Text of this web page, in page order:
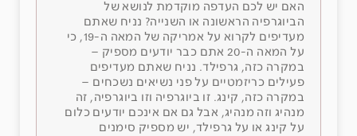
האם יש לכם העדפה מוקדמת לנושא של
הביוגרפיה הראשונה או השנייה? נניח שאתם
מעדיפים לקרוא על אמריקה של המאה ה-19, כי
על המאה ה-20 אתם כבר יודעים מספיק –
במקרה כזה, גרפילד. נניח שאתם מעדיפים
פעילים כריזמטיים על פני נשיאים נשכחים –
במקרה כזה, קינג. זו ביוגרפיה וזו ביוגרפיה, זה
מנהיג וזה מנהיג, אבל גם אם אינכם יודעים כלום
על קינג או על גרפילד, יש מספיק סימנים